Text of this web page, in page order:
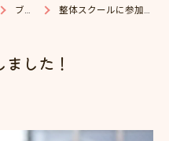
ブログ 整体スクールに参加しました！
した！